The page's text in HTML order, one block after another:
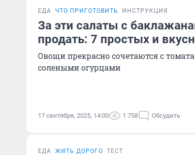
ЕДА ЧТО ПРИГОТОВИТЬ ИНСТРУКЦИЯ
За эти салаты с
продать: 7 простых и
Овощи прекрасно сочетаются с
солеными огурцами
17 сентября, 2025, 14:00 1 758 Обсудить
ЕДА ЖИТЬ ДОРОГО ТЕСТ